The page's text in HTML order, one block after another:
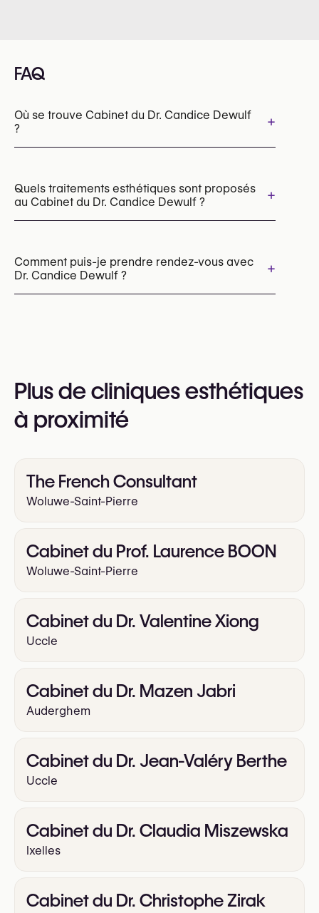
FAQ
Où se trouve Cabinet du Dr. Candice Dewulf
?
+
Quels traitements esthétiques sont proposés
au Cabinet du Dr. Candice Dewulf ?
+
Botox
Injections d’acide hyaluronique
Sculptra
Mésothérapie
Microneedling
Comment puis-je prendre rendez-vous avec
Dr. Candice Dewulf ?
+
pour plus d’informations
https://drcandicedewulf.be/
Plus de cliniques esthétiques
à proximité
The French Consultant
Woluwe-Saint-Pierre
Cabinet du Prof. Laurence BOON
Woluwe-Saint-Pierre
Cabinet du Dr. Valentine Xiong
Uccle
Cabinet du Dr. Mazen Jabri
Auderghem
Cabinet du Dr. Jean-Valéry Berthe
Uccle
Cabinet du Dr. Claudia Miszewska
Ixelles
Cabinet du Dr. Christophe Zirak